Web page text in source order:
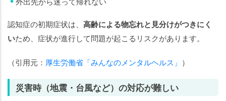
認知症の初期症状は、 高齢による物忘れと見分けがつきにく
いため、症状が進行して問題が起こるリスクがあります。
（引用元： 厚生労働省「みんなのメンタルヘルス」 ）
災害時（地震・台風など）の対応が難しい